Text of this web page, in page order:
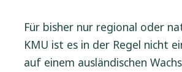
Für bisher nur regional oder
KMU ist es in der Regel nicht
auf einem ausländischen